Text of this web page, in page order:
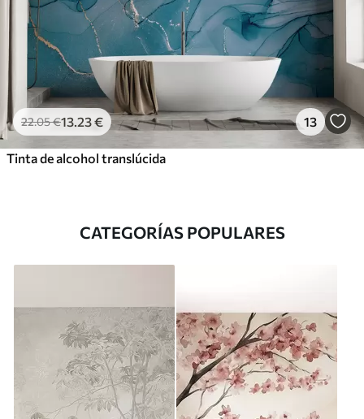
22.05€13.23€ 13
Tinta de alcohol translúcida
CATEGORÍAS POPULARES